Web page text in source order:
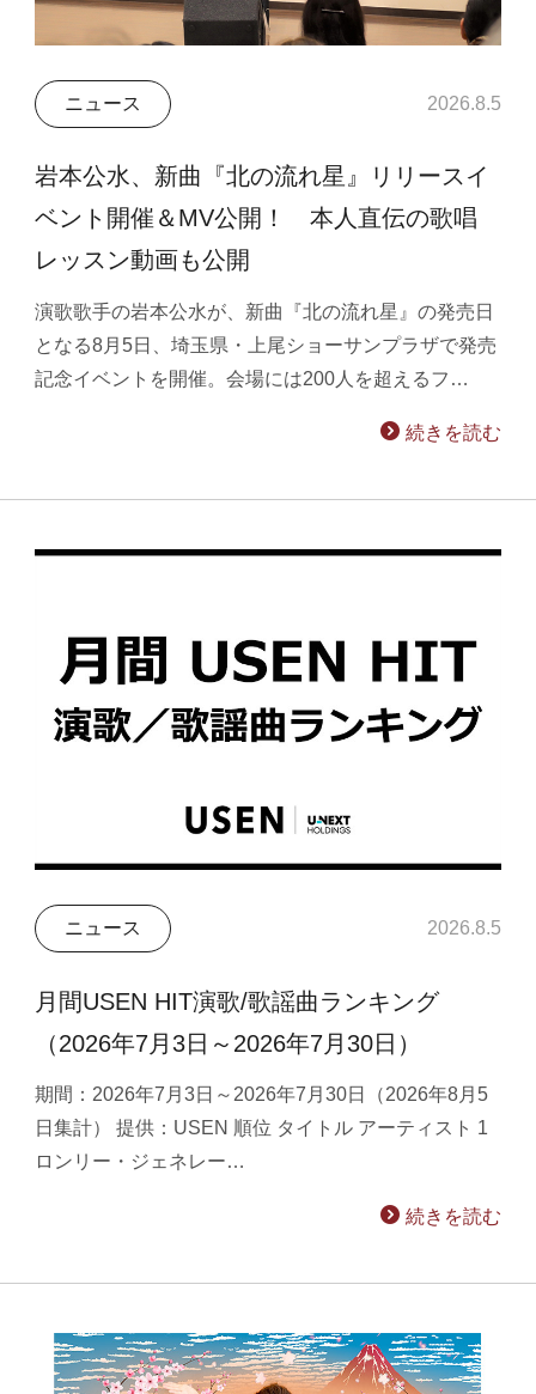
ニュース 2026.8.5
岩本公水、新曲『北の流れ星』リリースイ
ベント開催＆MV公開！ 本人直伝の歌唱
レッスン動画も公開
演歌歌手の岩本公水が、新曲『北の流れ星』の発売日
となる8月5日、埼玉県・上尾ショーサンプラザで発売
記念イベントを開催。会場には200人を超えるフ…
続きを読む
ニュース 2026.8.5
月間USEN HIT演歌/歌謡曲ランキング
（2026年7月3日～2026年7月30日）
期間：2026年7月3日～2026年7月30日（2026年8月5
日集計） 提供：USEN 順位 タイトル アーティスト 1
ロンリー・ジェネレー…
続きを読む